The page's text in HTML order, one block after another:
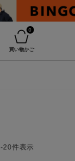
0
買い物かご
-20件表示